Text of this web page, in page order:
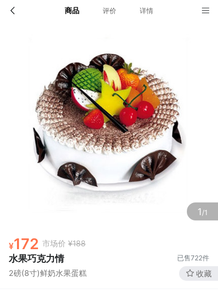
商品 评价 详情
1/1
172 市场价 ¥188
水果巧克力情 已售722件
2磅(8寸)鲜奶水果蛋糕 收藏
配送说明
确定
店铺信息
该地区暂无配送门店
确定